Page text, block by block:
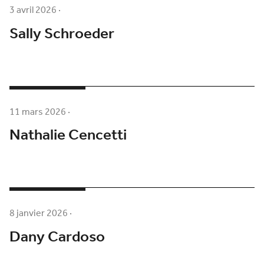
3 avril 2026·
Sally Schroeder
11 mars 2026·
Nathalie Cencetti
8 janvier 2026·
Dany Cardoso